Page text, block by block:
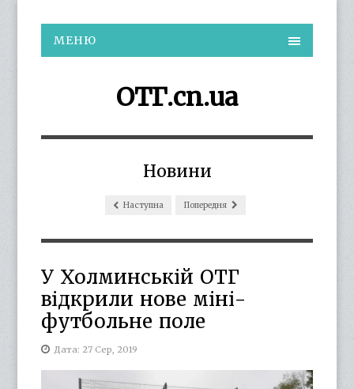
МЕНЮ
ОТГ.cn.ua
Новини
Наступна Попередня
У Холминській ОТГ
відкрили нове міні-
футбольне поле
Дата: 27 Сер, 2019